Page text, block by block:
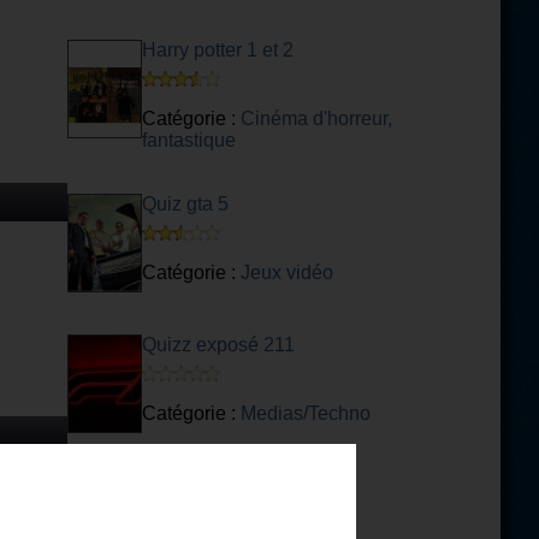
Harry potter 1 et 2
Catégorie : Cinéma d'horreur,
fantastique
Quiz gta 5
Catégorie : Jeux vidéo
Quizz exposé 211
Catégorie : Medias/Techno